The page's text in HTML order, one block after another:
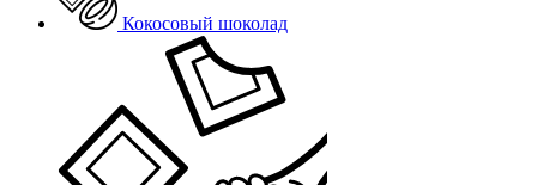
Кокосовый шоколад